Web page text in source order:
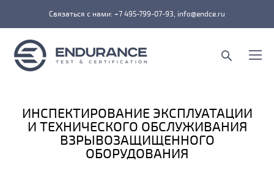
Связаться с нами: +7 495-799-07-93, info@endce.ru
ИНСПЕКТИРОВАНИЕ ЭКСПЛУАТАЦИИ
И ТЕХНИЧЕСКОГО ОБСЛУЖИВАНИЯ
ВЗРЫВОЗАЩИЩЕННОГО
ОБОРУДОВАНИЯ